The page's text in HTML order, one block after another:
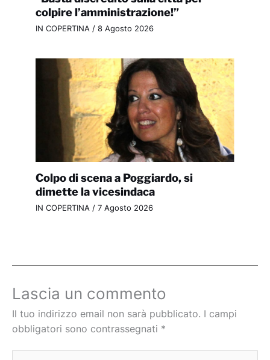
colpire l’amministrazione!”
IN COPERTINA / 8 Agosto 2026
Colpo di scena a Poggiardo, si
dimette la vicesindaca
IN COPERTINA / 7 Agosto 2026
Lascia un commento
Il tuo indirizzo email non sarà pubblicato. I campi
obbligatori sono contrassegnati *